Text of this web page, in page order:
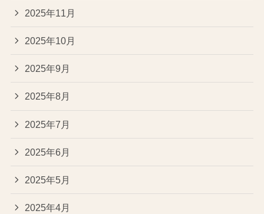
2025年11月
2025年10月
2025年9月
2025年8月
2025年7月
2025年6月
2025年5月
2025年4月